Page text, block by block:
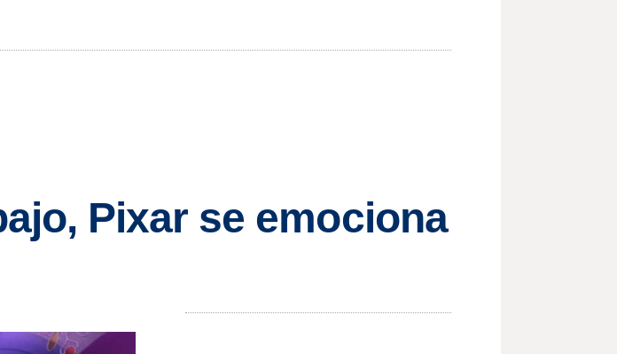
Pixar se emociona